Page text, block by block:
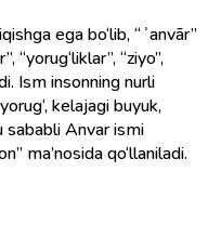
ega bo‘lib, “ʾanvār”
Ism insonning nurli
kelajagi buyuk,
sababli Anvar ismi
ma’nosida qo‘llaniladi.